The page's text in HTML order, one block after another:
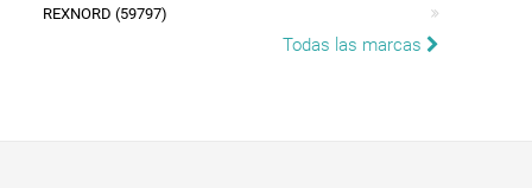
REXNORD (59797)
Todas las marcas